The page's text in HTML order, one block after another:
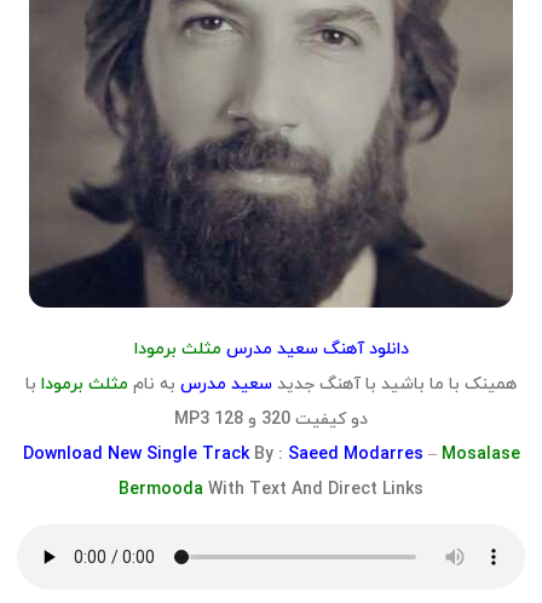
دانلود آهنگ سعید مدرس مثلث برمودا
همینک با ما باشید با آهنگ جدید سعید مدرس به نام مثلث برمودا با
دو کیفیت 320 و 128 MP3
Download New Single Track By : Saeed Modarres – Mosalase
Bermooda With Text And Direct Links